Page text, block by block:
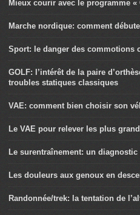
Mieux courir avec le programme
Marche nordique: comment
Sport: le danger des commotions
GOLF: l’intérêt de la paire
troubles statiques classiques
VAE: comment bien choisir son
Le VAE pour relever les plus
Le surentraînement: un diagnostic
Les douleurs aux genoux en
Randonnée/trek: la tentation de